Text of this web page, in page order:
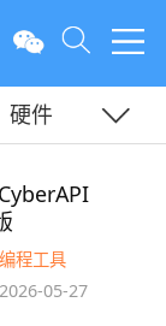
硬件
编程工具
05-27